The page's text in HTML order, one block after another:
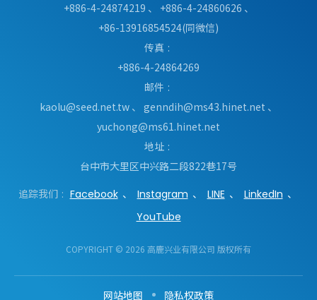
+886-4-24874219 、 +886-4-24860626 、
+86-13916854524(同微信)
传真
+886-4-24864269
邮件
kaolu@seed.net.tw 、 genndih@ms43.hinet.net 、
yuchong@ms61.hinet.net
地址
台中市大里区中兴路二段822巷17号
追踪我们
Facebook Instagram LINE
LinkedIn
YouTube
网站地图 隐私权政策
COPYRIGHT © 2026 高鹿兴业有限公司 版权所有